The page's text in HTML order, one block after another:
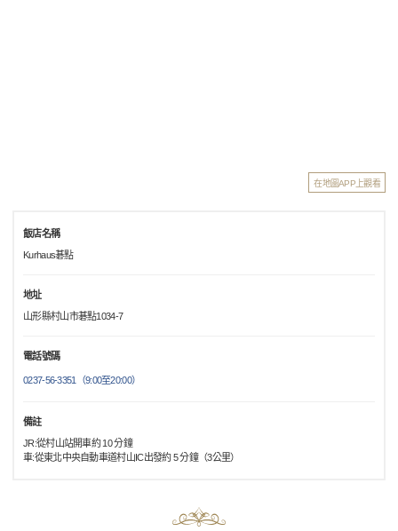
在地圖APP上觀看
飯店名稱
Kurhaus碁點
地址
山形縣村山市碁點1034-7
電話號碼
0237-56-3351（9:00至20:00）
備註
JR:從村山站開車約 10 分鐘
車:從東北中央自動車道村山IC出發約 5 分鐘（3公里）